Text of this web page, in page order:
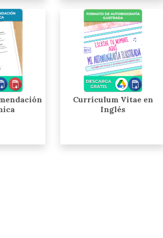
Currículum Vitae en
Inglés